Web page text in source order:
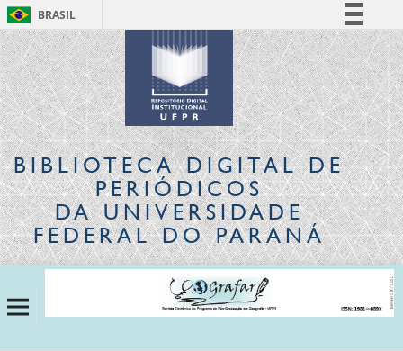
BRASIL
Simplifique!
Comunica BR
Participe
Acesso à informação
Legislação
Canais
BIBLIOTECA DIGITALDE
PERIÓDICOS
DA UNIVERSIDADE
FEDERAL DO PARANÁ